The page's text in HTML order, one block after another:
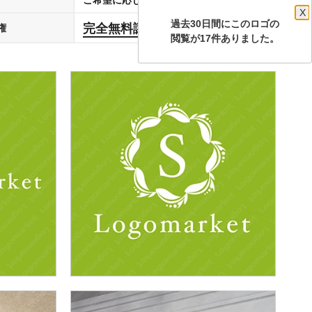
完全無料譲渡 します
過去30日間にこのロゴの
X
閲覧が17件ありました。